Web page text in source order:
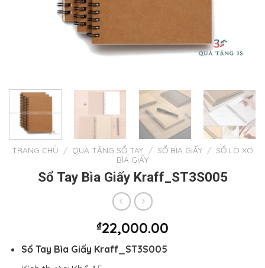
TRANG CHỦ / QUÀ TẶNG SỔ TAY / SỔ BÌA GIẤY / SỔ LÒ XO
BÌA GIẤY
Sổ Tay Bìa Giấy Kraff_ST3S005
₫22,000.00
Sổ Tay Bìa Giấy Kraff_ST3S005